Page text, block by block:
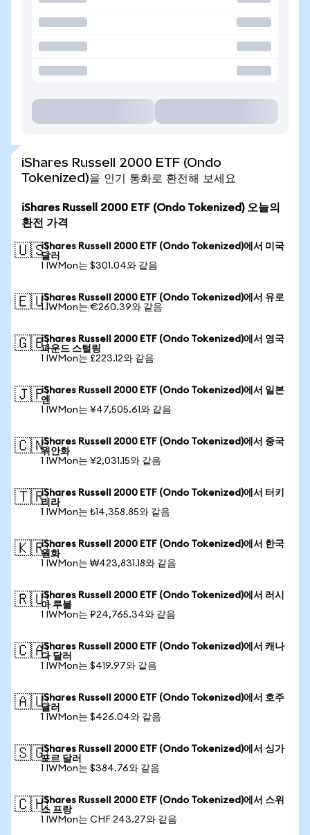
iShares Russell 2000 ETF (Ondo
Tokenized)을 인기 통화로 환전해 보세요
iShares Russell 2000 ETF (Ondo Tokenized) 오늘의
환전 가격
🇺🇸iShares Russell 2000 ETF (Ondo Tokenized)에서 미국
달러
1 IWMon는 $301.04와 같음
🇪🇺iShares Russell 2000 ETF (Ondo Tokenized)에서 유로
1 IWMon는 €260.39와 같음
🇬🇧iShares Russell 2000 ETF (Ondo Tokenized)에서 영국
파운드 스털링
1 IWMon는 £223.12와 같음
🇯🇵iShares Russell 2000 ETF (Ondo Tokenized)에서 일본
엔
1 IWMon는 ¥47,505.61와 같음
🇨🇳iShares Russell 2000 ETF (Ondo Tokenized)에서 중국
위안화
1 IWMon는 ¥2,031.15와 같음
🇹🇷iShares Russell 2000 ETF (Ondo Tokenized)에서 터키
리라
1 IWMon는 ₺14,358.85와 같음
🇰🇷iShares Russell 2000 ETF (Ondo Tokenized)에서 한국
원화
1 IWMon는 ₩423,831.18와 같음
🇷🇺iShares Russell 2000 ETF (Ondo Tokenized)에서 러시
아 루블
1 IWMon는 ₽24,765.34와 같음
🇨🇦iShares Russell 2000 ETF (Ondo Tokenized)에서 캐나
다 달러
1 IWMon는 $419.97와 같음
🇦🇺iShares Russell 2000 ETF (Ondo Tokenized)에서 호주
달러
1 IWMon는 $426.04와 같음
🇸🇬iShares Russell 2000 ETF (Ondo Tokenized)에서 싱가
포르 달러
1 IWMon는 $384.76와 같음
🇨🇭iShares Russell 2000 ETF (Ondo Tokenized)에서 스위
스 프랑
1 IWMon는 CHF 243.27와 같음